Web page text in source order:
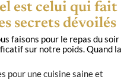
est celui qui fait
secrets dévoilés
faisons pour le repas du soir
sur notre poids. Quand la